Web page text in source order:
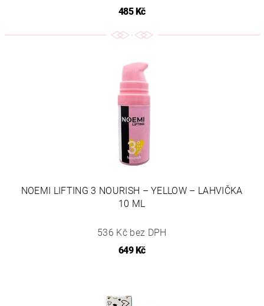
485 Kč
NOEMI LIFTING 3 NOURISH – YELLOW – LAHVIČKA
10 ML
536 Kč bez DPH
649 Kč